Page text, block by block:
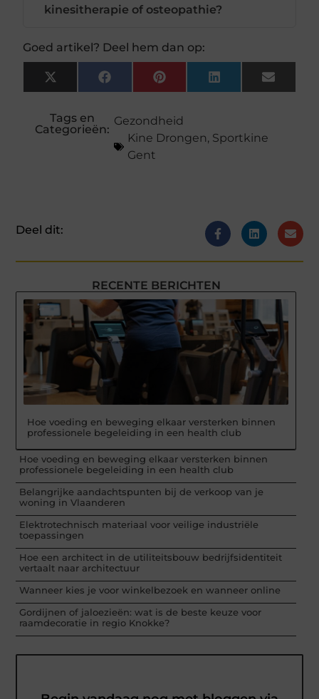
kinesitherapie of osteopathie?
Goed artikel? Deel hem dan op:
X
(Twitter)
FacebookPinterestLinkedInEmail
Tags en
Categorieën:
Gezondheid
Kine Drongen, Sportkine
Gent
Deel dit:
RECENTE BERICHTEN
Hoe voeding en beweging elkaar versterken binnen
professionele begeleiding in een health club
Hoe voeding en beweging elkaar versterken binnen
professionele begeleiding in een health club
Belangrijke aandachtspunten bij de verkoop van je
woning in Vlaanderen
Elektrotechnisch materiaal voor veilige industriële
toepassingen
Hoe een architect in de utiliteitsbouw bedrijfsidentiteit
vertaalt naar architectuur
Wanneer kies je voor winkelbezoek en wanneer online
Gordijnen of jaloezieën: wat is de beste keuze voor
raamdecoratie in regio Knokke?